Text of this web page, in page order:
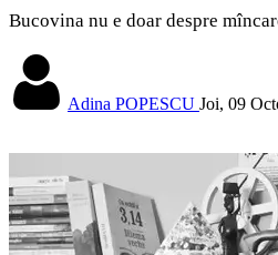
Bucovina nu e doar despre
Adina POPESCU Joi, 09